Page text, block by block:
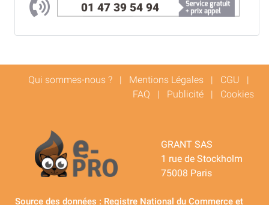
01 47 39 54 94
Qui sommes-nous ? | Mentions Légales | CGU |
FAQ | Publicité | Cookies
GRANT SAS
1 rue de Stockholm
75008 Paris
Source des données : Registre National du Commerce et